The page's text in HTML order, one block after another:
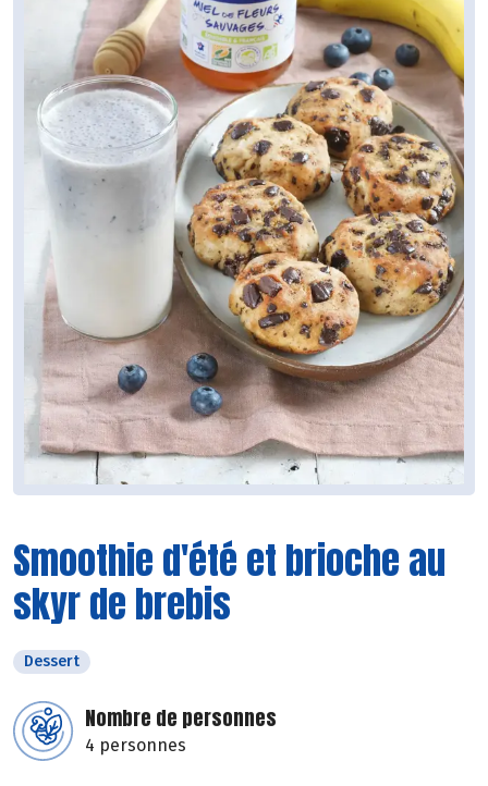
Smoothie d'été et brioche au
skyr de brebis
Dessert
Nombre de personnes
4 personnes